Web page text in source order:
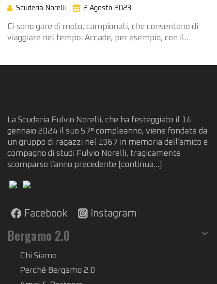
Scuderia Norelli 2 Agosto 2023
Ci sono gare di moto, campionati, che consentono di
viaggiare nel tempo. Accade, per esempio, con il…
La Scuderia Fulvio Norelli, che ha festeggiato il 14
gennaio 2024 il suo 57° compleanno, viene fondata da
un gruppo di ragazzi nel 1967 in memoria dell’amico e
compagno di studi Fulvio Norelli, tragicamente
scomparso l’anno precedente
[continua...]
Facebook Instagram
Bergamo 2.0
Chi Siamo
Perché Bergamo 2.0